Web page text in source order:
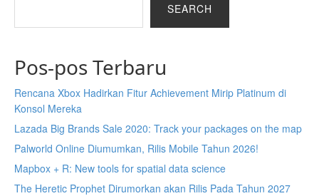
SEARCH
Pos-pos Terbaru
Rencana Xbox Hadirkan Fitur Achievement Mirip Platinum di
Konsol Mereka
Lazada Big Brands Sale 2020: Track your packages on the map
Palworld Online Diumumkan, Rilis Mobile Tahun 2026!
Mapbox + R: New tools for spatial data science
The Heretic Prophet Dirumorkan akan Rilis Pada Tahun 2027